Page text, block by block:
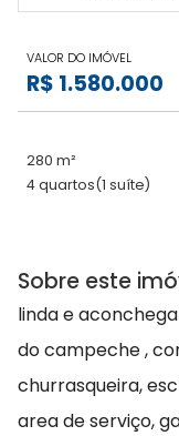
VALOR DO IMÓVEL
R$ 1.580.000
280 m²
4 quartos(1 suíte)
Sobre este
linda e
do campeche ,
churrasqueira,
area de serviço,